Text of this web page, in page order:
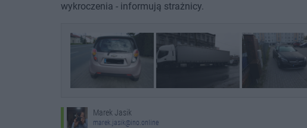
wykroczenia - informują strażnicy.
Marek Jasik
marek.jasik@ino.online